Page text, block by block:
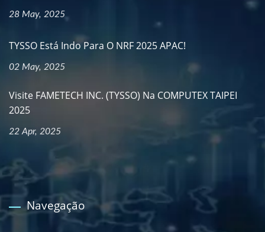
28 May, 2025
TYSSO Está Indo Para O NRF 2025 APAC!
02 May, 2025
Visite FAMETECH INC. (TYSSO) Na COMPUTEX TAIPEI
2025
22 Apr, 2025
Navegação